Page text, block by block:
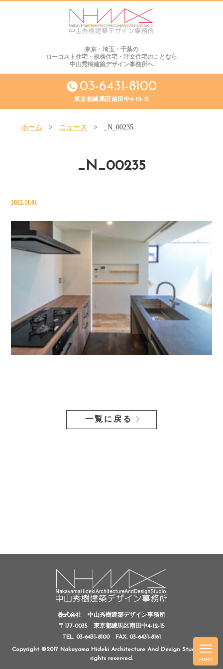
東京・埼玉・千葉の
ローコスト住宅・規格住宅・注文住宅のことなら
中山秀樹建築デザイン事務所へ
03-6431-8100
東京都練馬区南田中4-12-15
MENU
ホーム > ニュース > _N_00235
_N_00235
2022.11.01
一覧に戻る
株式会社 中山秀樹建築デザイン事務所
〒177-0035 東京都練馬区南田中4-12-15
TEL. 03-6431-8100
FAX. 03-6431-8161
Copyright ©2017 Nakayama Hideki Architecture And Design Studio, All
rights reserved.